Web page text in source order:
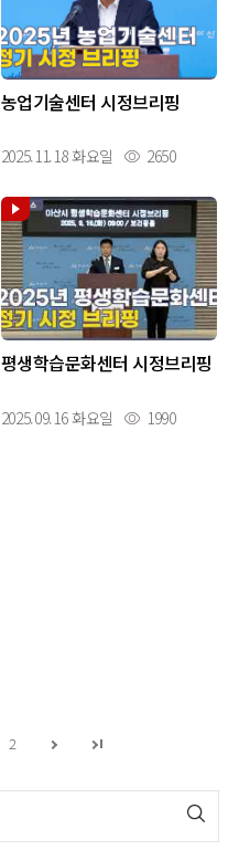
농업기술센터 시정브리핑
2025.11.18 화요일 2650
평생학습문화센터 시정브리핑
2025.09.16 화요일 1990
2